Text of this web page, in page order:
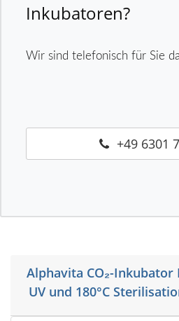
Inkubatoren?
Wir sind telefonisch für Sie
+49 6301
Alphavita CO₂-Inkubator
UV und 180°C